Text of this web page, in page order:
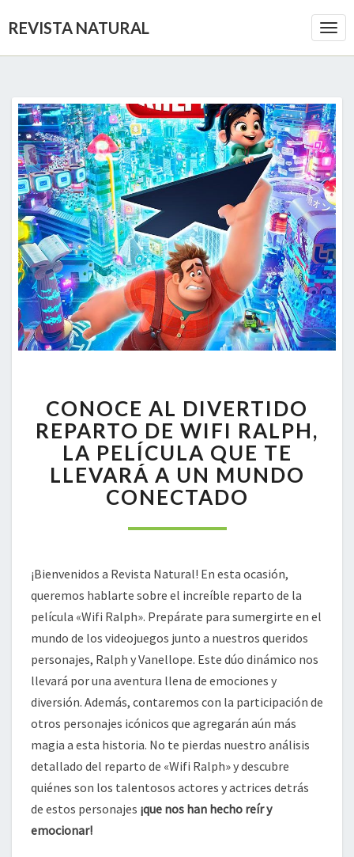
REVISTA NATURAL
AL
DIVERTIDO
REPARTO
DE
WIFI
RALPH,
PELÍCULA
LLEVARÁ
A
UN
MUNDO
CONECTADO
CONOCE AL DIVERTIDO
REPARTO DE WIFI RALPH,
LA PELÍCULA QUE TE
LLEVARÁ A UN MUNDO
CONECTADO
¡Bienvenidos a Revista Natural! En esta ocasión,
queremos hablarte sobre el increíble reparto de la
película «Wifi Ralph». Prepárate para sumergirte en el
mundo de los videojuegos junto a nuestros queridos
personajes, Ralph y Vanellope. Este dúo dinámico nos
llevará por una aventura llena de emociones y
diversión. Además, contaremos con la participación de
otros personajes icónicos que agregarán aún más
magia a esta historia. No te pierdas nuestro análisis
detallado del reparto de «Wifi Ralph» y descubre
quiénes son los talentosos actores y actrices detrás
de estos personajes ¡que nos han hecho reír y
emocionar!